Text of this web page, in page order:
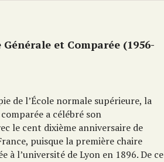
et Comparée (1956-
de l’École normale supérieure, la
a célébré son
le cent dixième anniversaire de
puisque la première chaire
à l’université de Lyon en 1896. De ce